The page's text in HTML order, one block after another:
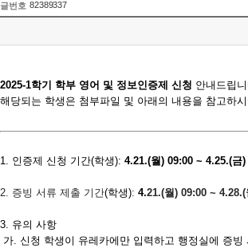
글번호 82389337
2025-1학기 학부 영어 및 정보인증제 신청 안내드립
해당되는 학생은 첨부파일 및 아래의 내용을 참고하
1. 인증제 신청 기간(학생): 4.21.(월) 09:00 ~ 4.25.(금)
2. 증빙 서류 제출 기간(학생): 4.21.(월 ) 09:00 ~ 4.28.(
3. 유의 사항
가. 신청 학생이 유레카에만 입력하고 행정실에 증